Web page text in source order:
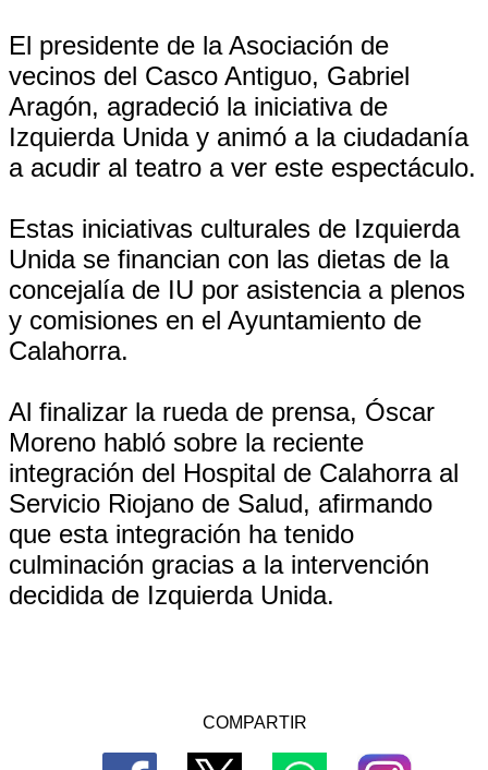
El presidente de la Asociación de
vecinos del Casco Antiguo, Gabriel
Aragón, agradeció la iniciativa de
Izquierda Unida y animó a la ciudadanía
a acudir al teatro a ver este espectáculo.
Estas iniciativas culturales de Izquierda
Unida se financian con las dietas de la
concejalía de IU por asistencia a plenos
y comisiones en el Ayuntamiento de
Calahorra.
Al finalizar la rueda de prensa, Óscar
Moreno habló sobre la reciente
integración del Hospital de Calahorra al
Servicio Riojano de Salud, afirmando
que esta integración ha tenido
culminación gracias a la intervención
decidida de Izquierda Unida.
COMPARTIR